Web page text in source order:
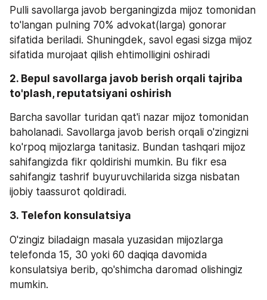
Pulli savollarga javob berganingizda mijoz tomonidan
to'langan pulning 70% advokat(larga) gonorar
sifatida beriladi. Shuningdek, savol egasi sizga mijoz
sifatida murojaat qilish ehtimolligini oshiradi
2. Bepul savollarga javob berish orqali tajriba
to'plash, reputatsiyani oshirish
Barcha savollar turidan qat'i nazar mijoz tomonidan
baholanadi. Savollarga javob berish orqali o'zingizni
ko'rpoq mijozlarga tanitasiz. Bundan tashqari mijoz
sahifangizda fikr qoldirishi mumkin. Bu fikr esa
sahifangiz tashrif buyuruvchilarida sizga nisbatan
ijobiy taassurot qoldiradi.
3. Telefon konsulatsiya
O'zingiz biladaign masala yuzasidan mijozlarga
telefonda 15, 30 yoki 60 daqiqa davomida
konsulatsiya berib, qo'shimcha daromad olishingiz
mumkin.